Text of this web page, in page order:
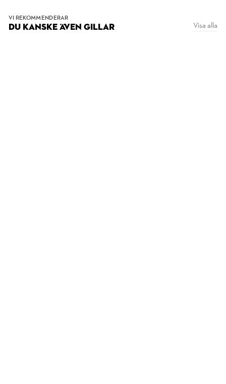
VI REKOMMENDERAR
DU KANSKE ÄVEN GILLAR Visa alla